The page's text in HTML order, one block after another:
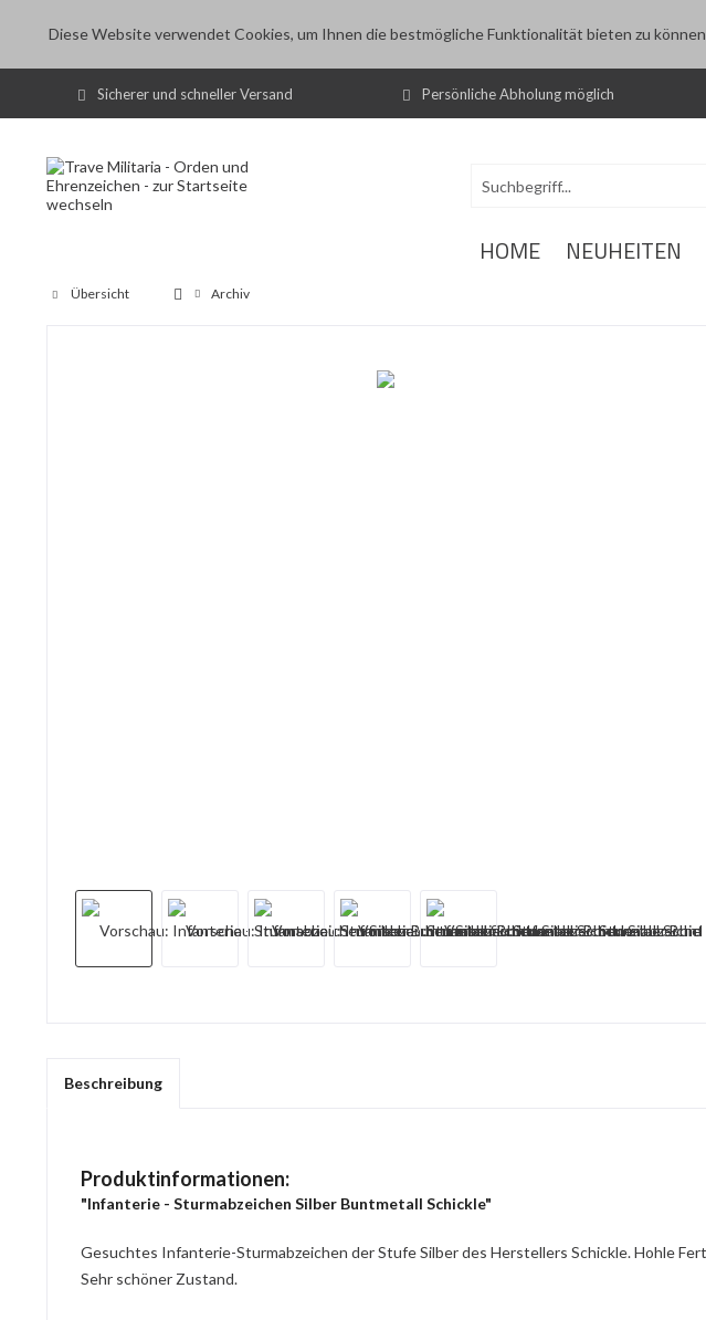
Diese Website verwendet Cookies, um Ihnen die bestmögliche Funktionalität bieten zu
Sicherer und schneller Versand Persönliche Abholung möglich
HOME NEUHEITEN
Übersicht Archiv
Beschreibung
Produktinformationen:
"Infanterie - Sturmabzeichen Silber Buntmetall Schickle"
Gesuchtes Infanterie-Sturmabzeichen der Stufe Silber des Herstellers Schickle. Hohle
Sehr schöner Zustand.